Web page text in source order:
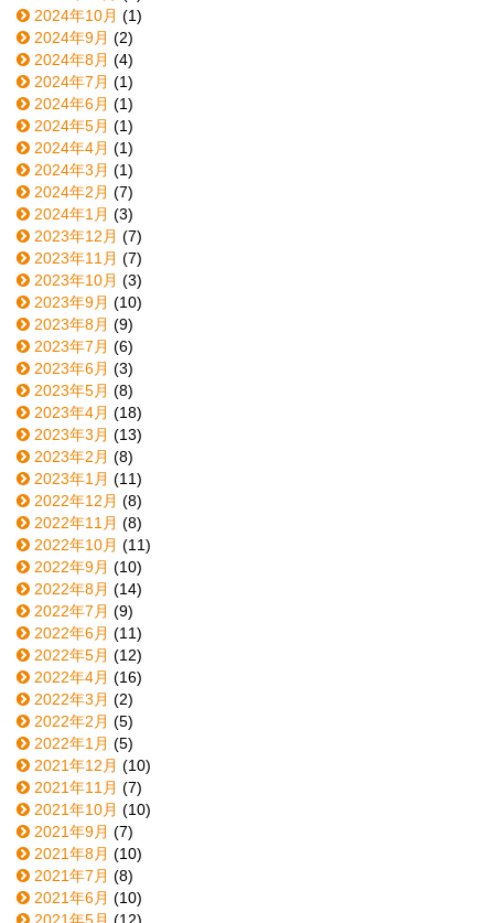
2024年10月 (1)
2024年9月 (2)
2024年8月 (4)
2024年7月 (1)
2024年6月 (1)
2024年5月 (1)
2024年4月 (1)
2024年3月 (1)
2024年2月 (7)
2024年1月 (3)
2023年12月 (7)
2023年11月 (7)
2023年10月 (3)
2023年9月 (10)
2023年8月 (9)
2023年7月 (6)
2023年6月 (3)
2023年5月 (8)
2023年4月 (18)
2023年3月 (13)
2023年2月 (8)
2023年1月 (11)
2022年12月 (8)
2022年11月 (8)
2022年10月 (11)
2022年9月 (10)
2022年8月 (14)
2022年7月 (9)
2022年6月 (11)
2022年5月 (12)
2022年4月 (16)
2022年3月 (2)
2022年2月 (5)
2022年1月 (5)
2021年12月 (10)
2021年11月 (7)
2021年10月 (10)
2021年9月 (7)
2021年8月 (10)
2021年7月 (8)
2021年6月 (10)
2021年5月 (12)